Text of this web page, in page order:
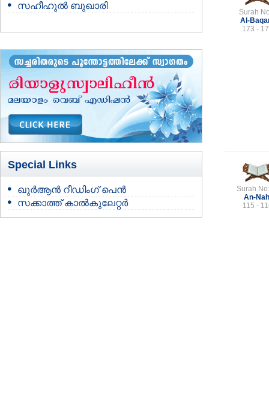
സഹീഹുല്‍ ബുഖാരി
Special Links
ഖുർആൻ റീഡിംഗ് പെൻ
സക്കാത്ത് കാൽകുലേറ്റർ
Surah
Al-
173 -
Surah
An-
115 -